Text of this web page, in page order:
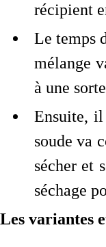
récipient
Le temps
mélange
à une
Ensuite, il
soude va
sécher et
séchage
Les variantes